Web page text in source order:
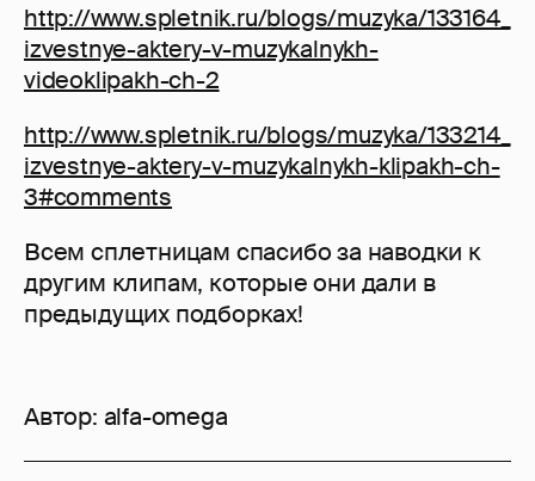
http://www.spletnik.ru/blogs/muzyka/133164_
izvestnye-aktery-v-muzykalnykh-
videoklipakh-ch-2
http://www.spletnik.ru/blogs/muzyka/133214_
izvestnye-aktery-v-muzykalnykh-klipakh-ch-
3#comments
Всем сплетницам спасибо за наводки к
другим клипам, которые они дали в
предыдущих подборках!
Автор: alfa-omega